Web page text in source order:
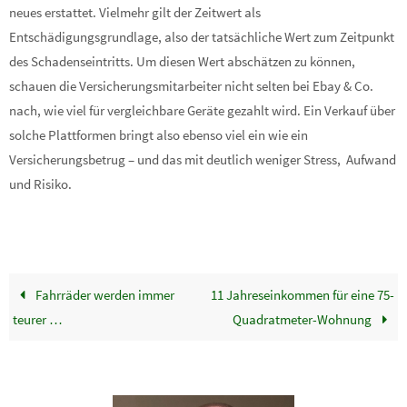
neues erstattet. Vielmehr gilt der Zeitwert als
Entschädigungsgrundlage, also der tatsächliche Wert zum Zeitpunkt
des Schadenseintritts. Um diesen Wert abschätzen zu können,
schauen die Versicherungsmitarbeiter nicht selten bei Ebay & Co.
nach, wie viel für vergleichbare Geräte gezahlt wird. Ein Verkauf über
solche Plattformen bringt also ebenso viel ein wie ein
Versicherungsbetrug – und das mit deutlich weniger Stress, Aufwand
und Risiko.
Fahrräder werden immer
teurer …
11 Jahreseinkommen für eine 75-
Quadratmeter-Wohnung